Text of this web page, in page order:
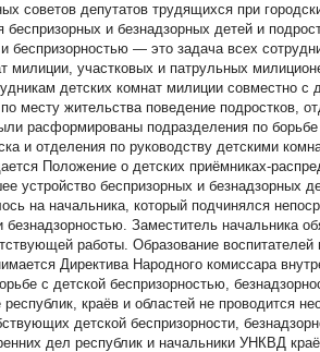
советов депутатов трудящихся при
и безнадзорных детей и
беспризорностью — это задача всех
милиции, участковых и патрульных
детских комнат милиции совместно
месту жительства поведение подростков,
расформированы подразделения по
и отделения по руководству детскими
Положение о детских приёмниках-
устройство беспризорных и безнадзорных
на начальника, который подчинялся
безнадзорностью. Заместитель начальника
работы. Образование
Директива Народного комиссара
с детской беспризорностью,
краёв и областей не проводится
детской беспризорности,
дел республик и начальники УНКВД